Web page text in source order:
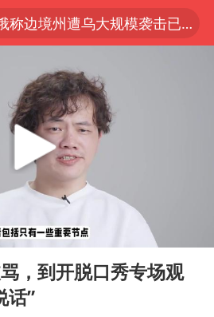
俄称边境州遭乌大规模袭击已致13伤
《披荆斩棘2026》阵容官宣
白海豚北上或致京津冀暴雨
疆一婚礼线上邀请引热议
将每月供乌爱国者拦截导弹
龙餐馆》 冲奖
23:37
，到开脱口秀专场观
话”